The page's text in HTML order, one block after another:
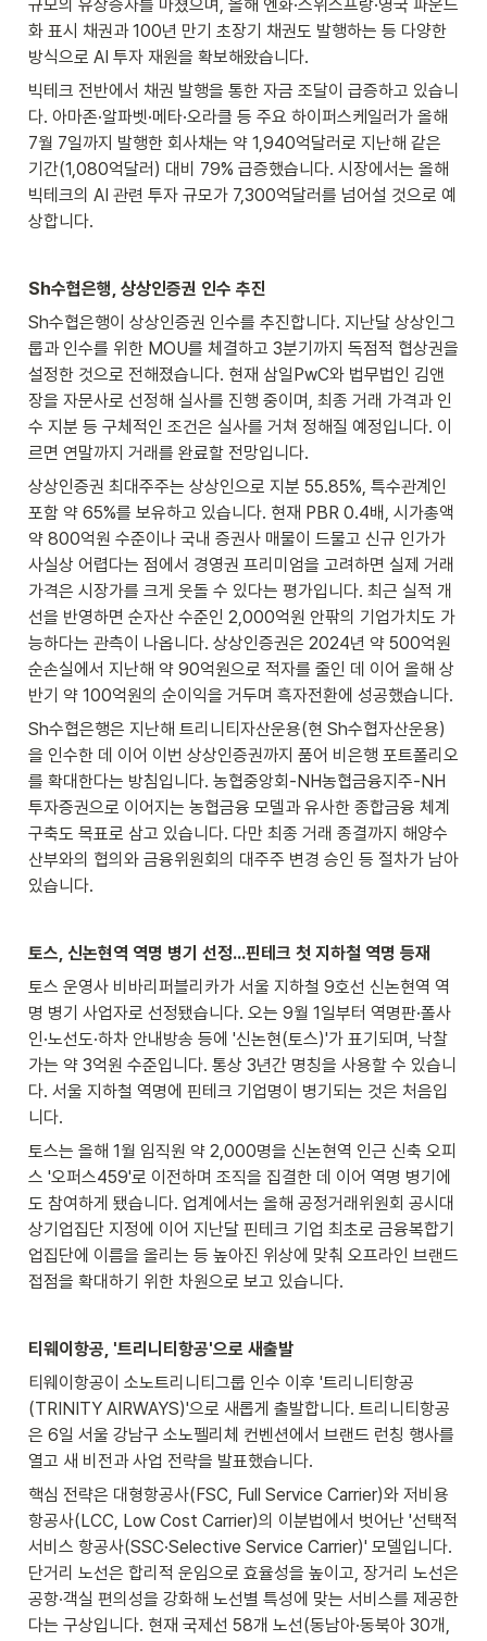
규모의 유상증자를 마쳤으며, 올해 엔화·스위스프랑·영국 파운드
화 표시 채권과 100년 만기 초장기 채권도 발행하는 등 다양한
방식으로 AI 투자 재원을 확보해왔습니다.
빅테크 전반에서 채권 발행을 통한 자금 조달이 급증하고 있습니
다. 아마존·알파벳·메타·오라클 등 주요 하이퍼스케일러가 올해
7월 7일까지 발행한 회사채는 약 1,940억달러로 지난해 같은
기간(1,080억달러) 대비 79% 급증했습니다. 시장에서는 올해
빅테크의 AI 관련 투자 규모가 7,300억달러를 넘어설 것으로 예
상합니다.
Sh수협은행, 상상인증권 인수 추진
Sh수협은행이 상상인증권 인수를 추진합니다. 지난달 상상인그
룹과 인수를 위한 MOU를 체결하고 3분기까지 독점적 협상권을
설정한 것으로 전해졌습니다. 현재 삼일PwC와 법무법인 김앤
장을 자문사로 선정해 실사를 진행 중이며, 최종 거래 가격과 인
수 지분 등 구체적인 조건은 실사를 거쳐 정해질 예정입니다. 이
르면 연말까지 거래를 완료할 전망입니다.
상상인증권 최대주주는 상상인으로 지분 55.85%, 특수관계인
포함 약 65%를 보유하고 있습니다. 현재 PBR 0.4배, 시가총액
약 800억원 수준이나 국내 증권사 매물이 드물고 신규 인가가
사실상 어렵다는 점에서 경영권 프리미엄을 고려하면 실제 거래
가격은 시장가를 크게 웃돌 수 있다는 평가입니다. 최근 실적 개
선을 반영하면 순자산 수준인 2,000억원 안팎의 기업가치도 가
능하다는 관측이 나옵니다. 상상인증권은 2024년 약 500억원
순손실에서 지난해 약 90억원으로 적자를 줄인 데 이어 올해 상
반기 약 100억원의 순이익을 거두며 흑자전환에 성공했습니다.
Sh수협은행은 지난해 트리니티자산운용(현 Sh수협자산운용)
을 인수한 데 이어 이번 상상인증권까지 품어 비은행 포트폴리오
를 확대한다는 방침입니다. 농협중앙회-NH농협금융지주-NH
투자증권으로 이어지는 농협금융 모델과 유사한 종합금융 체계
구축도 목표로 삼고 있습니다. 다만 최종 거래 종결까지 해양수
산부와의 협의와 금융위원회의 대주주 변경 승인 등 절차가 남아
있습니다.
토스, 신논현역 역명 병기 선정…핀테크 첫 지하철 역명 등재
토스 운영사 비바리퍼블리카가 서울 지하철 9호선 신논현역 역
명 병기 사업자로 선정됐습니다. 오는 9월 1일부터 역명판·폴사
인·노선도·하차 안내방송 등에 '신논현(토스)'가 표기되며, 낙찰
가는 약 3억원 수준입니다. 통상 3년간 명칭을 사용할 수 있습니
다. 서울 지하철 역명에 핀테크 기업명이 병기되는 것은 처음입
니다.
토스는 올해 1월 임직원 약 2,000명을 신논현역 인근 신축 오피
스 '오퍼스459'로 이전하며 조직을 집결한 데 이어 역명 병기에
도 참여하게 됐습니다. 업계에서는 올해 공정거래위원회 공시대
상기업집단 지정에 이어 지난달 핀테크 기업 최초로 금융복합기
업집단에 이름을 올리는 등 높아진 위상에 맞춰 오프라인 브랜드
접점을 확대하기 위한 차원으로 보고 있습니다.
티웨이항공, '트리니티항공'으로 새출발
티웨이항공이 소노트리니티그룹 인수 이후 '트리니티항공
(TRINITY AIRWAYS)'으로 새롭게 출발합니다. 트리니티항공
은 6일 서울 강남구 소노펠리체 컨벤션에서 브랜드 런칭 행사를
열고 새 비전과 사업 전략을 발표했습니다.
핵심 전략은 대형항공사(FSC, Full Service Carrier)와 저비용
항공사(LCC, Low Cost Carrier)의 이분법에서 벗어난 '선택적
서비스 항공사(SSC·Selective Service Carrier)' 모델입니다.
단거리 노선은 합리적 운임으로 효율성을 높이고, 장거리 노선은
공항·객실 편의성을 강화해 노선별 특성에 맞는 서비스를 제공한
다는 구상입니다. 현재 국제선 58개 노선(동남아·동북아 30개,